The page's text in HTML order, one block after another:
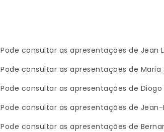
Pode consultar as apresentações de Jean
Pode consultar as apresentações de
Pode consultar as apresentações de
Pode consultar as apresentações de
Pode consultar as apresentações de